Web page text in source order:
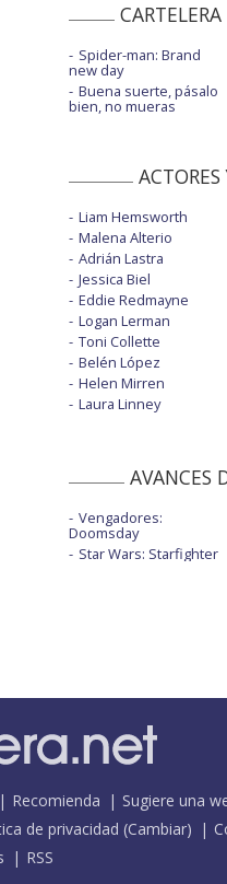
Spider-man: Brand
new day
Buena suerte, pásalo
bien, no mueras
ACTORES
Liam Hemsworth
Malena Alterio
Adrián Lastra
Jessica Biel
Eddie Redmayne
Logan Lerman
Toni Collette
Belén López
Helen Mirren
Laura Linney
AVANCES
Vengadores:
Doomsday
Star Wars: Starfighter
Recomienda
Sugiere una
de privacidad (Cambiar)
RSS